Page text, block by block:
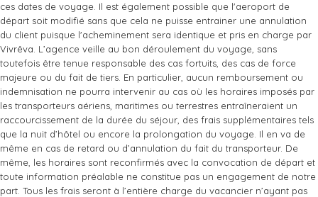
ces dates de voyage. Il est également possible que l'aeroport de
départ soit modifié sans que cela ne puisse entrainer une annulation
du client puisque l'acheminement sera identique et pris en charge par
Vivrêva. L’agence veille au bon déroulement du voyage, sans
toutefois être tenue responsable des cas fortuits, des cas de force
majeure ou du fait de tiers. En particulier, aucun remboursement ou
indemnisation ne pourra intervenir au cas où les horaires imposés par
les transporteurs aériens, maritimes ou terrestres entraîneraient un
raccourcissement de la durée du séjour, des frais supplémentaires tels
que la nuit d’hôtel ou encore la prolongation du voyage. Il en va de
même en cas de retard ou d’annulation du fait du transporteur. De
même, les horaires sont reconfirmés avec la convocation de départ et
toute information préalable ne constitue pas un engagement de notre
part. Tous les frais seront à l’entière charge du vacancier n’ayant pas